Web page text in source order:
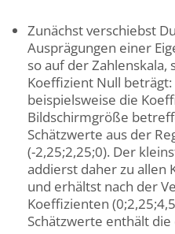
Zunächst verschiebst
Ausprägungen einer
so auf der Zahlenskala,
Koeffizient Null beträgt:
beispielsweise die
Bildschirmgröße
Schätzwerte aus der
(-2,25;2,25;0). Der
addierst daher zu allen
und erhältst nach der
Koeffizienten
Schätzwerte enthält